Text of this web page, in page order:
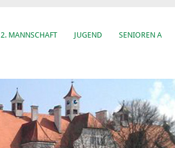
2. MANNSCHAFT JUGEND SENIOREN A